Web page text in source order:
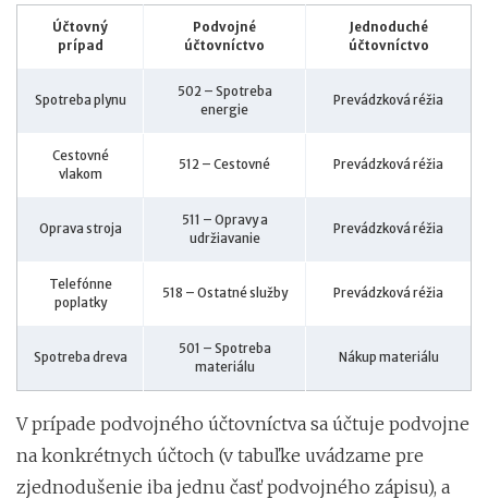
Účtovný
prípad
Podvojné
účtovníctvo
Jednoduché
účtovníctvo
Spotreba plynu
502 – Spotreba
energie
Prevádzková réžia
Cestovné
vlakom
512 – Cestovné Prevádzková réžia
Oprava stroja
511 – Opravy a
udržiavanie
Prevádzková réžia
Telefónne
poplatky
518 – Ostatné služby Prevádzková réžia
Spotreba dreva
501 – Spotreba
materiálu
Nákup materiálu
V prípade podvojného účtovníctva sa účtuje podvojne
na konkrétnych účtoch (v tabuľke uvádzame pre
zjednodušenie iba jednu časť podvojného zápisu), a